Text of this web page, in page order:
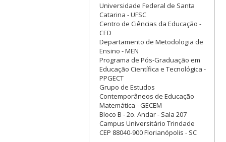
Universidade Federal de Santa
Catarina - UFSC
Centro de Ciências da Educação -
CED
Departamento de Metodologia de
Ensino - MEN
Programa de Pós-Graduação em
Educação Científica e Tecnológica -
PPGECT
Grupo de Estudos
Contemporâneos de Educação
Matemática - GECEM
Bloco B - 2o. Andar - Sala 207
Campus Universitário Trindade
CEP 88040-900 Florianópolis - SC